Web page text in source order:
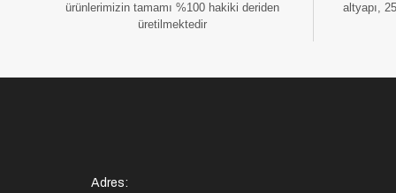
ürünlerimizin tamamı %100 hakiki deriden
üretilmektedir
altyapı,
Adres: